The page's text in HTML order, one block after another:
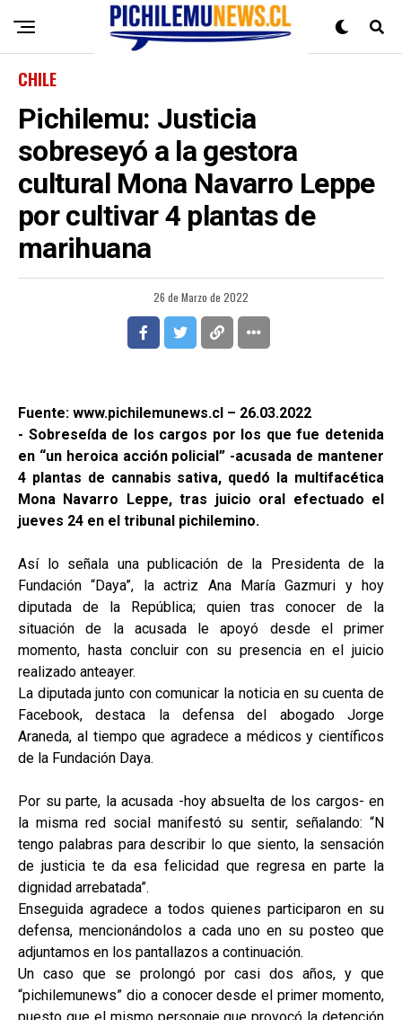
CHILE
Pichilemu: Justicia
sobreseyó a la gestora
cultural Mona Navarro Leppe
por cultivar 4 plantas de
marihuana
26 de Marzo de 2022
Fuente: www.pichilemunews.cl – 26.03.2022
- Sobreseída de los cargos por los que fue detenida
en “un heroica acción policial” -acusada de mantener
4 plantas de cannabis sativa, quedó la multifacética
Mona Navarro Leppe, tras juicio oral efectuado el
jueves 24 en el tribunal pichilemino.
Así lo señala una publicación de la Presidenta de la
Fundación “Daya”, la actriz Ana María Gazmuri y hoy
diputada de la República; quien tras conocer de la
situación de la acusada le apoyó desde el primer
momento, hasta concluir con su presencia en el juicio
realizado anteayer.
La diputada junto con comunicar la noticia en su cuenta de
Facebook, destaca la defensa del abogado Jorge
Araneda, al tiempo que agradece a médicos y científicos
de la Fundación Daya.
Por su parte, la acusada -hoy absuelta de los cargos- en
la misma red social manifestó su sentir, señalando: “N
tengo palabras para describir lo que siento, la sensación
de justicia te da esa felicidad que regresa en parte la
dignidad arrebatada”.
Enseguida agradece a todos quienes participaron en su
defensa, mencionándolos a cada uno en su posteo que
adjuntamos en los pantallazos a continuación.
Un caso que se prolongó por casi dos años, y que
“pichilemunews” dio a conocer desde el primer momento,